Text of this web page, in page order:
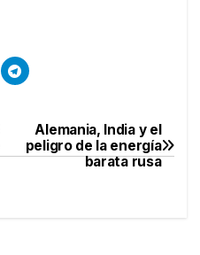
Alemania, India y el
peligro de la energía
barata rusa